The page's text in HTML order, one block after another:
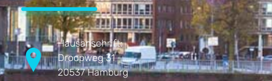
Hausanschrift:
Droopweg 31
20537 Hamburg